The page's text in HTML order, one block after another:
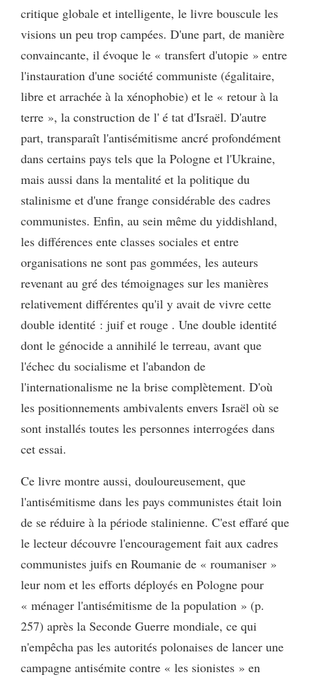
critique globale et intelligente, le livre bouscule les
visions un peu trop campées. D'une part, de manière
convaincante, il évoque le « transfert d'utopie » entre
l'instauration d'une société communiste (égalitaire,
libre et arrachée à la xénophobie) et le « retour à la
terre », la construction de l' é tat d'Israël. D'autre
part, transparaît l'antisémitisme ancré profondément
dans certains pays tels que la Pologne et l'Ukraine,
mais aussi dans la mentalité et la politique du
stalinisme et d'une frange considérable des cadres
communistes. Enfin, au sein même du yiddishland,
les différences ente classes sociales et entre
organisations ne sont pas gommées, les auteurs
revenant au gré des témoignages sur les manières
relativement différentes qu'il y avait de vivre cette
double identité : juif et rouge . Une double identité
dont le génocide a annihilé le terreau, avant que
l'échec du socialisme et l'abandon de
l'internationalisme ne la brise complètement. D'où
les positionnements ambivalents envers Israël où se
sont installés toutes les personnes interrogées dans
cet essai.
Ce livre montre aussi, douloureusement, que
l'antisémitisme dans les pays communistes était loin
de se réduire à la période stalinienne. C'est effaré que
le lecteur découvre l'encouragement fait aux cadres
communistes juifs en Roumanie de « roumaniser »
leur nom et les efforts déployés en Pologne pour
« ménager l'antisémitisme de la population » (p.
257) après la Seconde Guerre mondiale, ce qui
n'empêcha pas les autorités polonaises de lancer une
campagne antisémite contre « les sionistes » en